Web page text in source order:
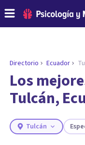
ENCONTRAR MI
¿Necesitas
psicólogo
Responde a unas
necesidades.
Directorio Ecuador
Los
Tulcán,
Tulcán